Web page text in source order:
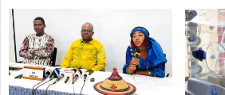
é
c
é
d
é
e
n